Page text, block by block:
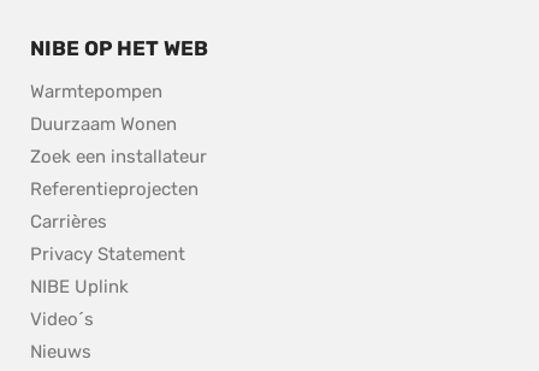
NIBE OP HET WEB
Warmtepompen
Duurzaam Wonen
Zoek een installateur
Referentieprojecten
Carrières
Privacy Statement
NIBE Uplink
Video´s
Nieuws